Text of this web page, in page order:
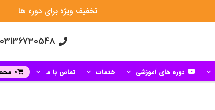
تخفیف ویژه برای دوره ها
03136730548
دوره های آموزشی خدمات تماس با ما 0 محصول